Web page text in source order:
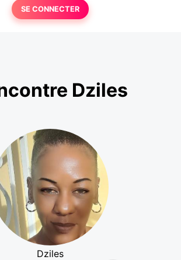
SE CONNECTER
Dziles
Dziles